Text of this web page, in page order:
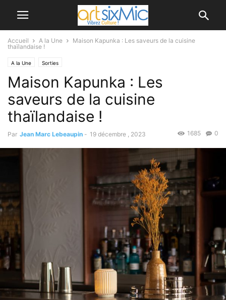
Accueil A la Une
Maison Kapunka : Les saveurs de la cuisine
thaïlandaise !
A la Une Sorties
Maison Kapunka : Les
saveurs de la cuisine
thaïlandaise !
Par Jean Marc Lebeaupin - 19 décembre , 2023 0
1685